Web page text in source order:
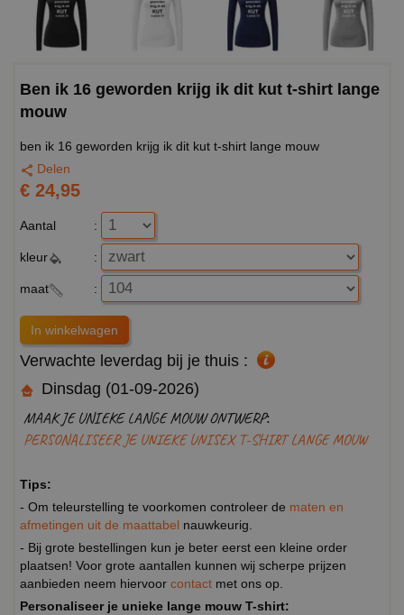
Ben ik 16 geworden krijg ik dit kut t-shirt lange
mouw
ben ik 16 geworden krijg ik dit kut t-shirt lange mouw
Delen
€ 24,95
Aantal :
kleur :
maat :
Verwachte leverdag bij je thuis :
Dinsdag (01-09-2026)
MAAK JE UNIEKE LANGE MOUW ONTWERP:
PERSONALISEER JE UNIEKE UNISEX T-SHIRT LANGE MOUW
Tips:
- Om teleurstelling te voorkomen controleer de maten en
afmetingen uit de maattabel nauwkeurig.
- Bij grote bestellingen kun je beter eerst een kleine order
plaatsen! Voor grote aantallen kunnen wij scherpe prijzen
aanbieden neem hiervoor contact met ons op.
Personaliseer je unieke lange mouw T-shirt: